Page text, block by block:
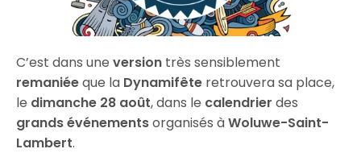
C’est dans uneversion très sensiblement
remaniéeque la Dynamifête retrouvera sa place,
le dimanche 28 août, dans le calendrier des
grands événementsorganisés àWoluwe-Saint-
Lambert.